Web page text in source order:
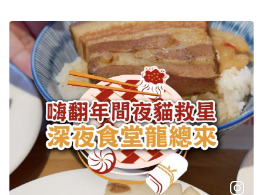
线) 2、谷关→梨山(06:45)865区公车保留席(使用
Taichung go乘车) 3、梨山→武陵(09:30)梨山-武陵接驳车
(使用台北转运站 APP票券) 4、武陵农场门票 5、武陵→
梨山(14:30)武陵-梨山接驳车(使用台北转运站 APP票券)
6、梨山→谷关(15:40)865区公车保留席(使用Taichung
go乘车) 7、谷关温泉饭店折双人一泊三食方案 (再折
$300元) ​ 另外购票相关资讯也提供给大家 下载「台北转
运站」APP并至Taichung go网站注册会员 需5日前进行
购票(数量有限售完为止) ​ 「台北转运站」APP下载连结
Applehttps://reurl.cc/yYR3vM Google Play
https://reurl.cc/zlqd1y 「Taichung go」网站查询及注册
https://www.taichung-go.tw/ ​ 更多消息请洽Taichung go
官网（https://www.taichung-go.tw/ch/qr-event/2） 欢迎大